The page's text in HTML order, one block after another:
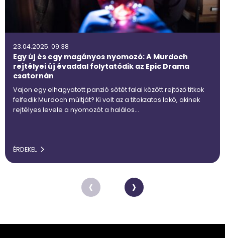
23.04.2025. 09:38
Egy új és egy magányos nyomozó: A Murdoch
rejtélyei új évaddal folytatódik az Epic Drama
csatornán
Vajon egy elhagyatott panzió sötét falai között rejtőző titkok
felfedik Murdoch múltját? Ki volt az a titokzatos lakó, akinek
rejtélyes levele a nyomozót a halálos…
ÉRDEKEL
‹ ›